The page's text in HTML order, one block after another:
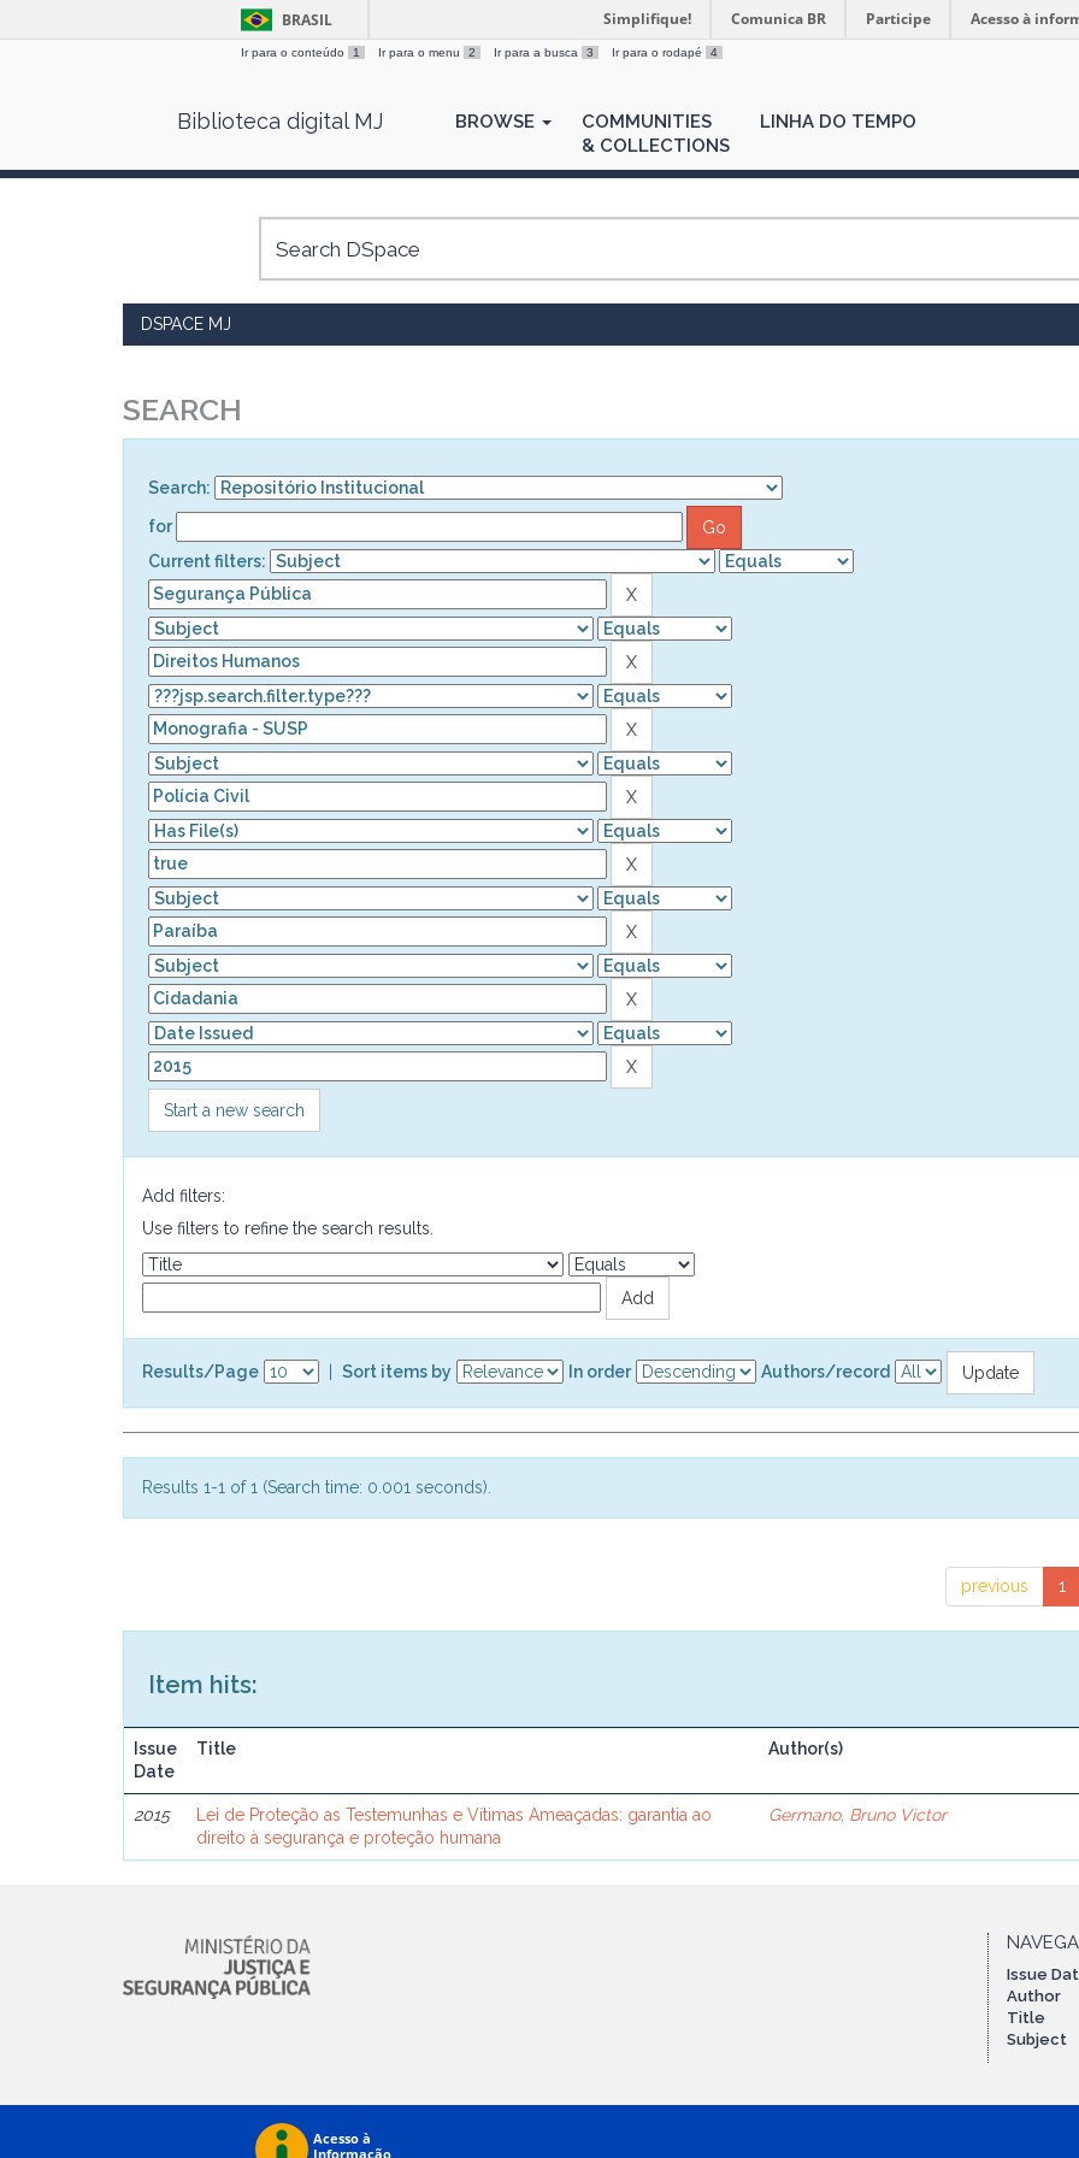
BRASIL Simplifique! Comunica BR Participe Acesso à
Ir para o conteúdo 1 Ir para o menu 2 Ir para a busca 3 Ir para o rodapé 4
Biblioteca digital MJ BROWSE
COMMUNITIES
& COLLECTIONS
LINHA DO TEMPO
DSPACE MJ
SEARCH
Search:
for
Current filters:
Start a new search
Add filters:
Use filters to refine the search results.
Results/Page Sort items by In order Authors/record
Results 1-1 of 1 (Search time: 0.001 seconds).
previous 1
Item hits:
Issue
Date
Title Author(s)
2015
Lei de Proteção as Testemunhas e Vítimas Ameaçadas: garantia ao
direito à segurança e proteção humana
Germano, Bruno Victor
Issue
Author
Title
Subject